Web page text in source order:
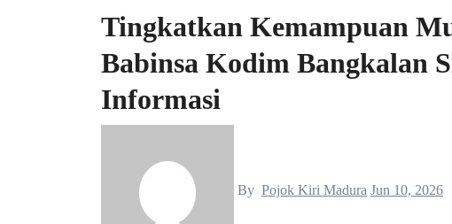
Tingkatkan Kemampuan
Babinsa Kodim Bangkalan
Informasi
By Pojok Kiri Madura Jun 10, 2026